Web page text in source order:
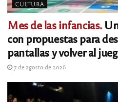
CULTURA
Mes de las infancias.
con propuestas para
pantallas y volver al
7 de agosto de 2026